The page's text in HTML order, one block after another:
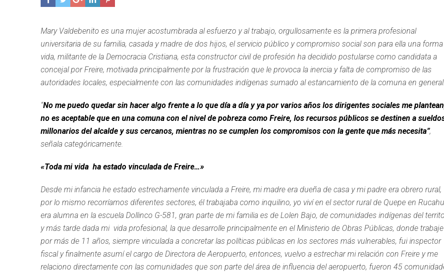
Mary Valdebenito es una mujer acostumbrada al esfuerzo y al trabajo, orgullosamente es la primera profesional
universitaria de su familia, casada y madre de dos hijos, el servicio público y compromiso social son para ella una
vida, militante de la Democracia Cristiana, esta constructor civil de profesión ha decidido postularse como candidata a
concejal por Freire, motivada principalmente por la frustración que le provoca la inercia y falta de compromiso de las
autoridades locales, especialmente con las comunidades indígenas sumado al estancamiento de la comuna en
“No me puedo quedar sin hacer algo frente a lo que día a día y ya por varios años los dirigentes sociales me
no es aceptable que en una comuna con el nivel de pobreza como Freire, los recursos públicos se destinen a
millonarios del alcalde y sus cercanos, mientras no se cumplen los compromisos con la gente que más necesita”,
señala categóricamente.
«Toda mi vida ha estado vinculada de Freire…»
Desde mi infancia he estado estrechamente vinculada a Freire, mi madre era dueña de casa y mi padre era obrero rural,
por lo mismo recorríamos diferentes sectores, él trabajaba como inquilino, yo viví en el sector rural de Quepe en
era alumna en la escuela Dollinco G-581, gran parte de mi familia es de Lolen Bajo, de comunidades indígenas del
y más tarde dada mi vida profesional, la que desarrolle principalmente en el Ministerio de Obras Públicas, donde trabaje
por más de 11 años, siempre vinculada a concretar las políticas públicas en los sectores más vulnerables, fui inspector
fiscal y finalmente asumí el cargo de Directora de Aeropuerto, entonces, vuelvo a estrechar mi relación con Freire y me
relaciono directamente con las comunidades que son parte del área de influencia del aeropuerto, fueron 45